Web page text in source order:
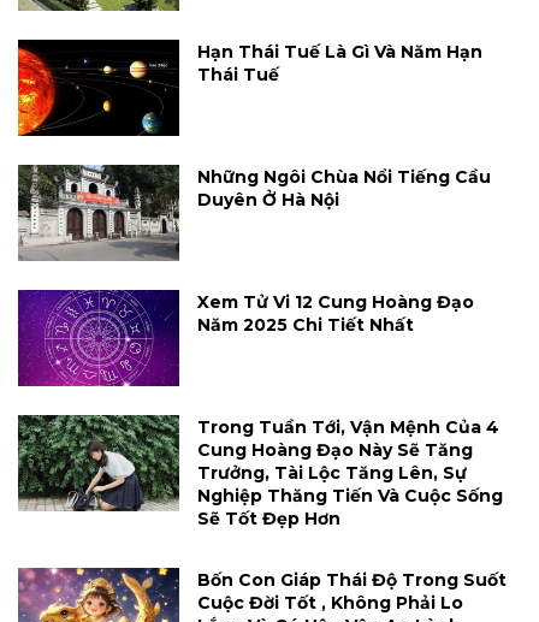
Hạn Thái Tuế Là Gì Và Năm Hạn
Thái Tuế
Những Ngôi Chùa Nổi Tiếng Cầu
Duyên Ở Hà Nội
Xem Tử Vi 12 Cung Hoàng Đạo
Năm 2025 Chi Tiết Nhất
Trong Tuần Tới, Vận Mệnh Của 4
Cung Hoàng Đạo Này Sẽ Tăng
Trưởng, Tài Lộc Tăng Lên, Sự
Nghiệp Thăng Tiến Và Cuộc Sống
Sẽ Tốt Đẹp Hơn
Bốn Con Giáp Thái Độ Trong Suốt
Cuộc Đời Tốt , Không Phải Lo